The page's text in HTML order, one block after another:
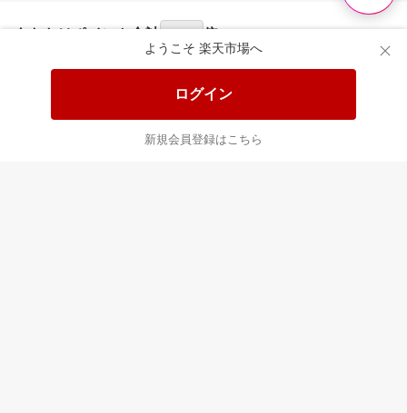
ようこそ 楽天市場へ
ログイン
新規会員登録はこちら
あなたはポイント 合計 倍